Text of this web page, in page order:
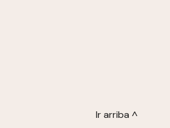
Ir arriba ^